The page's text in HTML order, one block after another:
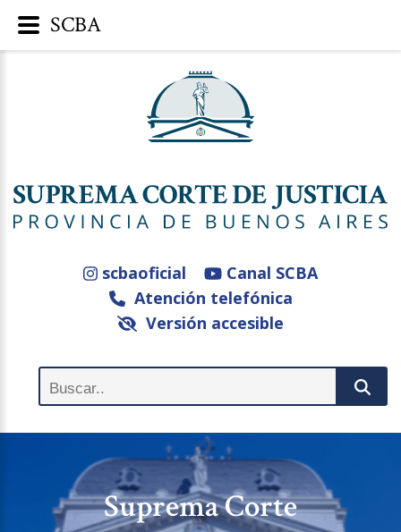
scbaoficial
Canal SCBA
Atención telefónica
Versión accesible
Suprema Corte
SCBA